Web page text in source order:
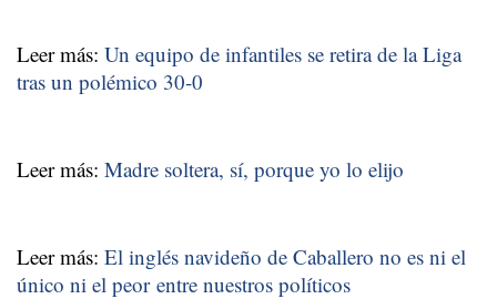
Leer más: Un equipo de infantiles se retira de la Liga
tras un polémico 30-0
Leer más: Madre soltera, sí, porque yo lo elijo
Leer más: El inglés navideño de Caballero no es ni el
único ni el peor entre nuestros políticos